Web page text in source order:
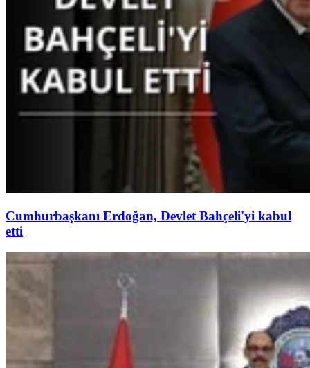
Cumhurbaşkanı Erdoğan, Devlet Bahçeli'yi kabul
etti